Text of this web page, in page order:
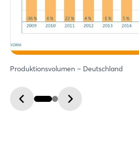
Produktionsvolumen – Deutschland
Jetzt registrieren